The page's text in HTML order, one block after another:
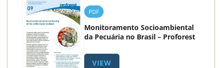
PDF
Monitoramento Socioambiental
da Pecuária no Brasil – Proforest
VIEW